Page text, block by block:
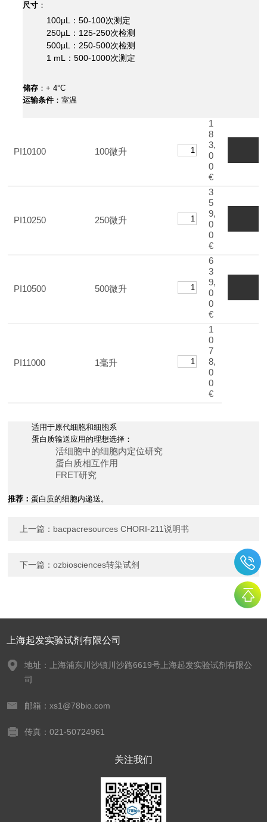
尺寸 ：
100µL：50-100次测定
250µL：125-250次检测
500µL：250-500次检测
1 mL：500-1000次测定
储存 ：+ 4°C
运输条件 ：室温
PI10100 100微升
1
8
3,
0
0
€
PI10250 250微升
3
5
9,
0
0
€
PI10500 500微升
6
3
9,
0
0
€
PI11000 1毫升
1
0
7
8,
0
0
€
适用于原代细胞和细胞系
蛋白质输送应用的理想选择：
活细胞中的细胞内定位研究
蛋白质相互作用
FRET研究
推荐：蛋白质的细胞内递送。
上一篇： bacpacresources CHORI-211说明书
下一篇：ozbiosciences转染试剂
上海起发实验试剂有限公司
地址：上海浦东川沙镇川沙路6619号上海起发实验试剂有限公
司
邮箱：xs1@78bio.com
传真：021-50724961
关注我们